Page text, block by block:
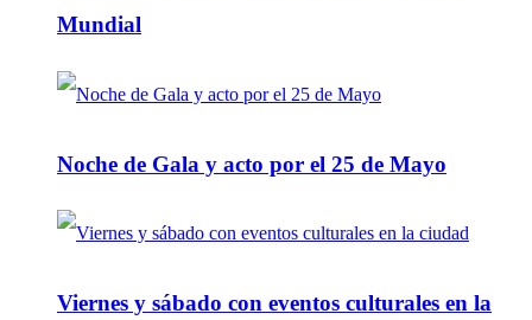
Mundial
Noche de Gala y acto por el 25 de Mayo
Viernes y sábado con eventos culturales en la